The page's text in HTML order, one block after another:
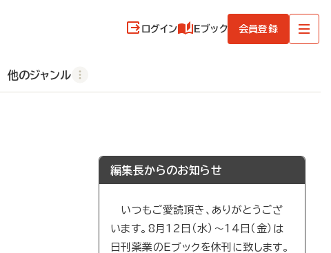
ログイン Eブック 会員登録
他のジャンル
編集長からのお知らせ
いつもご愛読頂き、ありがとうござ
います。8月12日（水）～14日（金）は
日刊薬業のEブックを休刊に致します。